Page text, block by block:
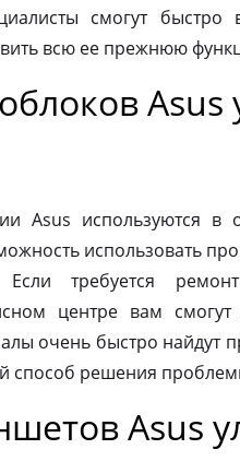
смогут быстро
всю ее прежнюю
Asus
Asus используются в
использовать
Если требуется
центре вам
очень быстро найдут
способ решения
Asus